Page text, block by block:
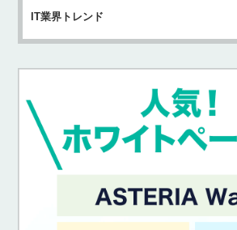
IT業界トレンド